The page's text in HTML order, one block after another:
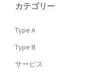
カテゴリー
Type A
Type B
サービス